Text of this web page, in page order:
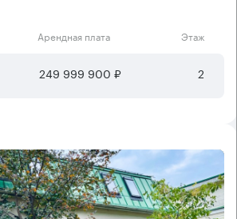
Арендная плата Этаж
249 999 900 ₽ 2